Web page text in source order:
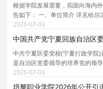
根据学院发展需要，拟面向海内
告如下： 一、单位简介 详见哈尔
https://www.hrbcm.edu.cn。 二
高层次人才引进计划表》（附件
2026-07-03
中共宁夏区委党校(宁夏行政学院
是自治区党委领导的培养党的领
门，是教育培训干部和党员的主
是自治区党委政府的哲学社会科
2026-07-03
培黎职业学院2026年公开引